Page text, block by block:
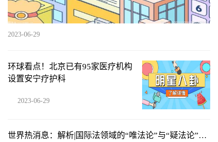
2023-06-29
环球看点！北京已有95家医疗机构
设置安宁疗护科
2023-06-29
世界热消息：解析|国际法领域的“唯法论”与“疑法论”之